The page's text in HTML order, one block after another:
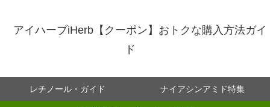
アイハーブiHerb【クーポン】おトクな購入方法ガイ
ド
レチノール・ガイド ナイアシンアミド特集